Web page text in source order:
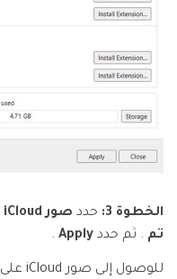
الخطوة 3: حدد صور iCloud
تم . ثم حدد Apply
.